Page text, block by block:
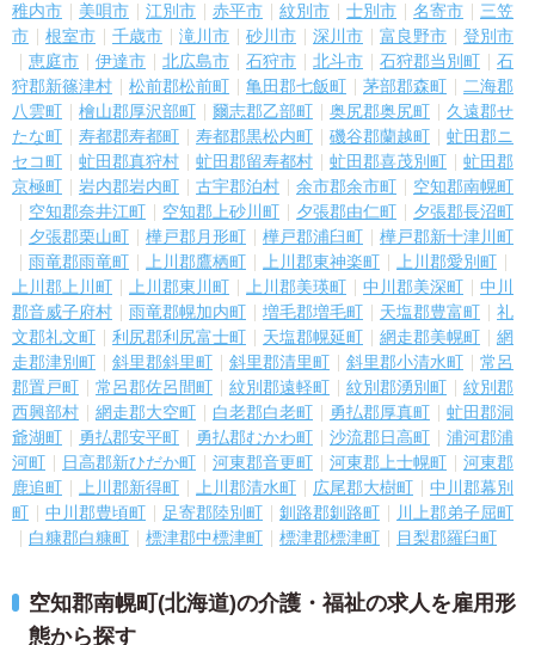
稚内市
美唄市 江別市 赤平市 紋別市 士別市 名寄市
三笠
市
根室市 千歳市 滝川市 砂川市 深川市 富良野市
登別市
恵庭市
伊達市 北広島市 石狩市 北斗市 石狩郡当別町
石
狩郡新篠津村
松前郡松前町 亀田郡七飯町 茅部郡森町
二海郡
八雲町
檜山郡厚沢部町 爾志郡乙部町 奥尻郡奥尻町
久遠郡せ
たな町
寿都郡寿都町 寿都郡黒松内町 磯谷郡蘭越町
虻田郡ニ
セコ町
虻田郡真狩村 虻田郡留寿都村 虻田郡喜茂別町
虻田郡
京極町
岩内郡岩内町 古宇郡泊村 余市郡余市町
空知郡南幌町
空知郡奈井江町
空知郡上砂川町 夕張郡由仁町
夕張郡長沼町
夕張郡栗山町
樺戸郡月形町 樺戸郡浦臼町
樺戸郡新十津川町
雨竜郡雨竜町
上川郡鷹栖町 上川郡東神楽町
上川郡愛別町
上川郡上川町
上川郡東川町 上川郡美瑛町 中川郡美深町
中川
郡音威子府村
雨竜郡幌加内町 増毛郡増毛町 天塩郡豊富町
礼
文郡礼文町
利尻郡利尻富士町 天塩郡幌延町 網走郡美幌町
網
走郡津別町
斜里郡斜里町 斜里郡清里町 斜里郡小清水町
常呂
郡置戸町
常呂郡佐呂間町 紋別郡遠軽町 紋別郡湧別町
紋別郡
西興部村
網走郡大空町 白老郡白老町 勇払郡厚真町
虻田郡洞
爺湖町
勇払郡安平町 勇払郡むかわ町 沙流郡日高町
浦河郡浦
河町
日高郡新ひだか町 河東郡音更町 河東郡上士幌町
河東郡
鹿追町
上川郡新得町 上川郡清水町 広尾郡大樹町
中川郡幕別
町
中川郡豊頃町 足寄郡陸別町 釧路郡釧路町
川上郡弟子屈町
白糠郡白糠町
標津郡中標津町 標津郡標津町 目梨郡羅臼町
空知郡南幌町(北海道)の介護・福祉の求人を雇用形
態から探す